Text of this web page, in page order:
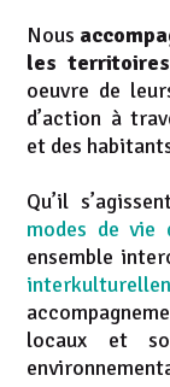
Nous
les territoires
oeuvre de
d’action à
et des
Qu’il
modes de vie
ensemble
locaux et